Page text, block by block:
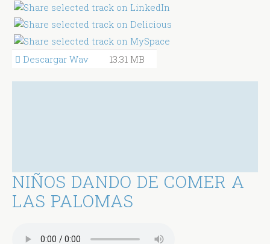
Descargar Wav 13.31 MB
NIÑOS DANDO DE COMER A
LAS PALOMAS